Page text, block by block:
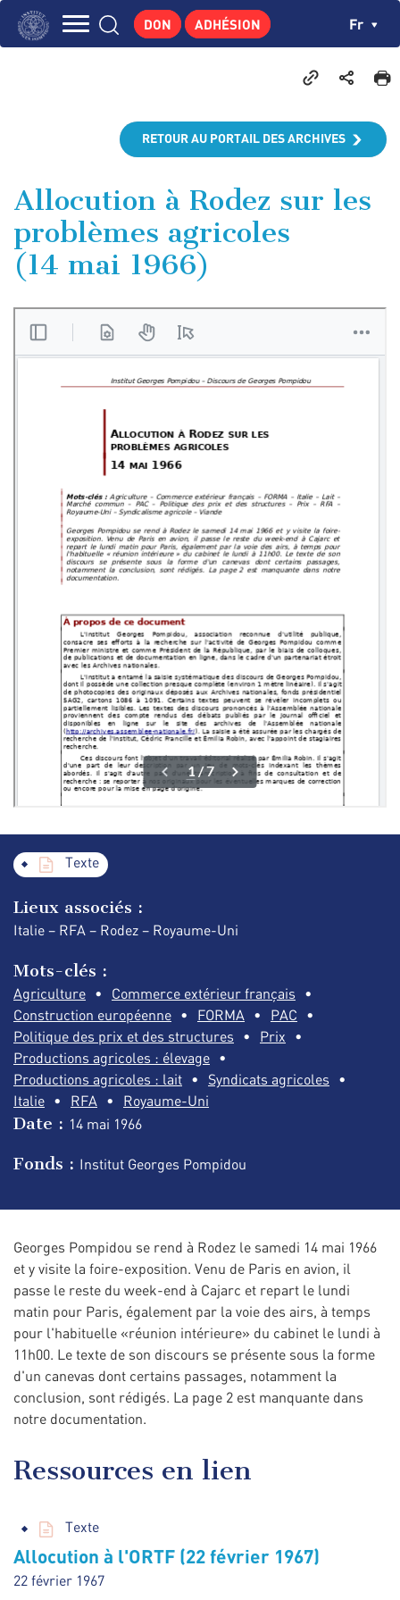
Aller
CENTRE DE RECHERCHES
PUBLICATIONS
ACTUALITÉS
ENSEIGNEMENT
DON ADHÉSION Fr
RETOUR AU PORTAIL DES ARCHIVES
Allocution à Rodez sur les
problèmes agricoles
(14 mai 1966)
Texte
Lieux associés :
Italie – RFA – Rodez – Royaume-Uni
Mots-clés :
Agriculture
Commerce extérieur français
Construction européenne
FORMA
PAC
Politique des prix et des structures
Prix
Productions agricoles : élevage
Productions agricoles : lait
Syndicats agricoles
Italie
RFA Royaume-Uni
Date : 14 mai 1966
Fonds : Institut Georges Pompidou
Georges Pompidou se rend à Rodez le samedi 14 mai 1966
et y visite la foire-exposition. Venu de Paris en avion, il
passe le reste du week-end à Cajarc et repart le lundi
matin pour Paris, également par la voie des airs, à temps
pour l'habituelle «réunion intérieure» du cabinet le lundi à
11h00. Le texte de son discours se présente sous la forme
d'un canevas dont certains passages, notamment la
conclusion, sont rédigés. La page 2 est manquante dans
notre documentation.
Ressources en lien
Texte
Allocution à l'ORTF (22 février 1967)
22 février 1967
Panneau de gestion des cookies